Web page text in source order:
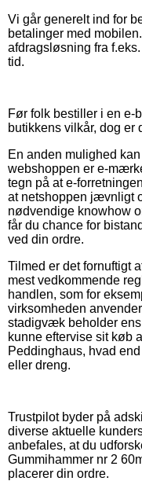
Vi går generelt ind for
betalinger med
afdragsløsning fra
tid.
Før folk bestiller i en e-
butikkens vilkår, dog
En anden mulighed
webshoppen er e-
tegn på at e-
at netshoppen jævnligt
nødvendige knowhow
får du chance for
ved din ordre.
Tilmed er det fornuftigt
mest vedkommende
handlen, som for
virksomheden
stadigvæk beholder ens
kunne eftervise sit køb
Peddinghaus, hvad
eller dreng.
Trustpilot byder på
diverse aktuelle
anbefales, at du
Gummihammer nr 2
placerer din ordre.